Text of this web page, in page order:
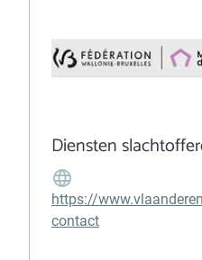
Diensten
https://
contact